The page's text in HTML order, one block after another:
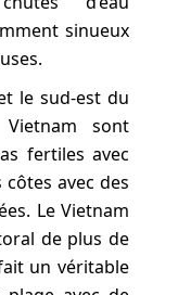
sinueux
le sud-est du
sont
fertiles avec
avec des
Le Vietnam
de plus de
un véritable